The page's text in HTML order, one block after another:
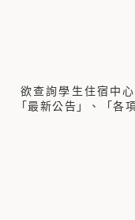
欲查詢學生住宿中
「最新公告」、「各